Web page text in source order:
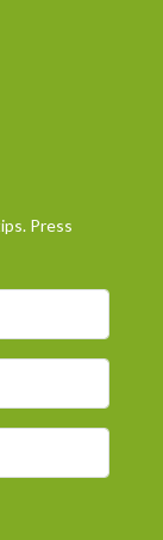
Press